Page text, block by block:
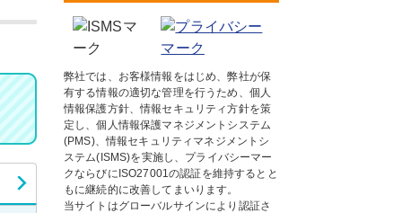
弊社では、お客様情報をはじめ、弊社が保
有する情報の適切な管理を行うため、個人
情報保護方針、情報セキュリティ方針を策
定し、個人情報保護マネジメントシステム
(PMS)、情報セキュリティマネジメントシ
ステム(ISMS)を実施し、プライバシーマー
クならびにISO27001の認証を維持するとと
もに継続的に改善してまいります。
当サイトはグローバルサインにより認証さ